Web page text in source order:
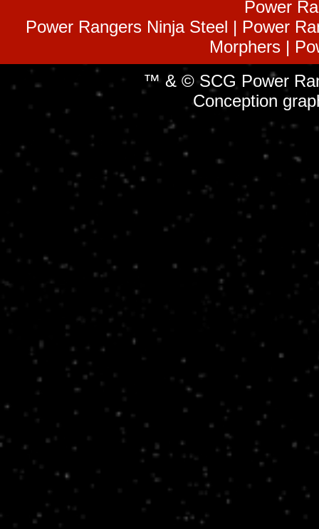
Power
Power Rangers Ninja Steel | Power
Morphers |
™ & © SCG Power
Conception